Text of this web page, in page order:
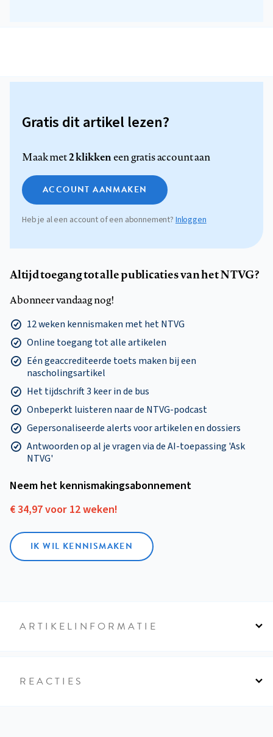
Gratis dit artikel lezen?
Maak met2 klikkeneen gratis account aan
ACCOUNT AANMAKEN
Heb je al een account of een abonnement? Inloggen
Altijd toegang tot alle publicaties van het NTVG?
Abonneer vandaag nog!
12 weken kennismaken met het NTVG
Online toegang tot alle artikelen
Eén geaccrediteerde toets maken bij een
nascholingsartikel
Het tijdschrift 3 keer in de bus
Onbeperkt luisteren naar de NTVG-podcast
Gepersonaliseerde alerts voor artikelen en dossiers
Antwoorden op al je vragen via de AI-toepassing 'Ask
NTVG'
Neem het kennismakings­abonnement
€ 34,97 voor 12 weken!
IK WIL KENNISMAKEN
ARTIKELINFORMATIE
REACTIES